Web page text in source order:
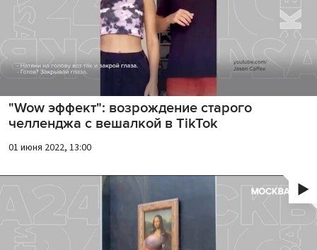
"Wow эффект": возрождение старого
челленджа с вешалкой в TikTok
01 июня 2022, 13:00